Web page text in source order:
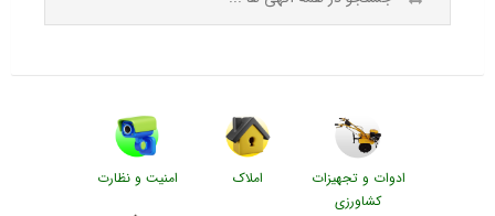
ادوات و تجهیزات
کشاورزی
املاک امنیت و نظارت